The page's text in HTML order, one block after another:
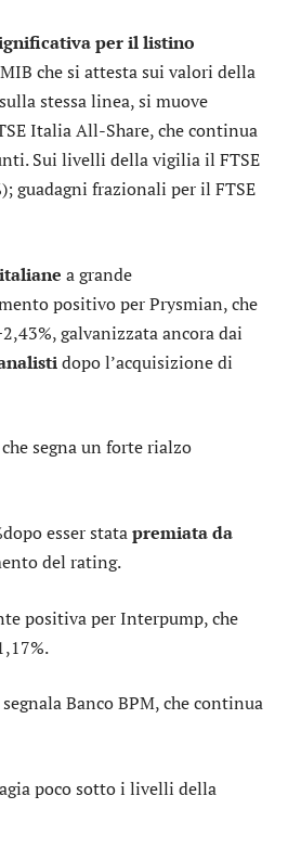
per il listino
che si attesta sui valori della
stessa linea, si muove
Italia All-Share, che continua
Sui livelli della vigilia il FTSE
guadagni frazionali per il FTSE
a grande
positivo perPrysmian, che
galvanizzata ancora dai
dopo l’acquisizione di
che segna un forte rialzo
esser statapremiata da
del rating.
positiva perInterpump, che
Banco BPM, che continua
poco sotto i livelli della